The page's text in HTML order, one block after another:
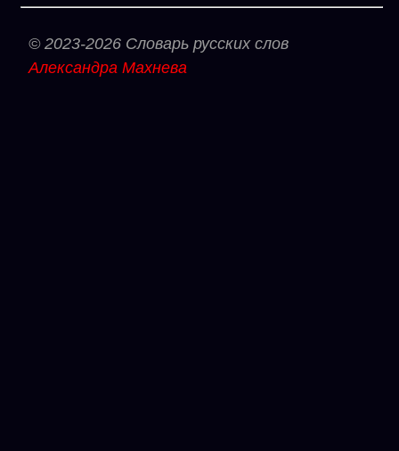
© 2023-2026 Словарь русских слов
Александра Махнева